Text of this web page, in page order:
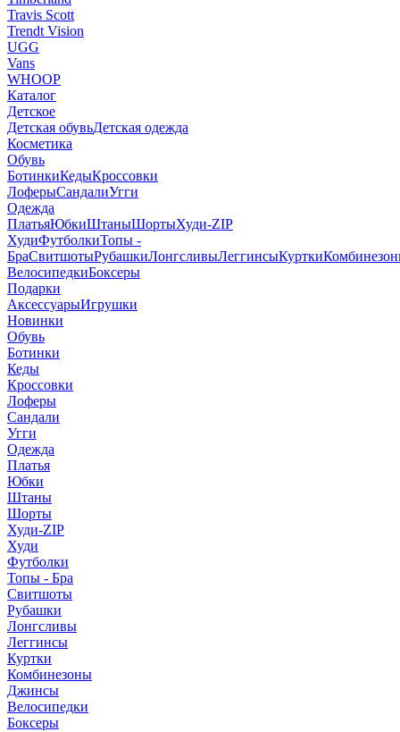
Travis Scott
Trendt Vision
UGG
Vans
WHOOP
Каталог
Детское
Детская обувьДетская одежда
Косметика
Обувь
БотинкиКедыКроссовки
ЛоферыСандалиУгги
Одежда
ПлатьяЮбкиШтаныШортыХуди-ZIP
ХудиФутболкиТопы -
БраСвитшотыРубашкиЛонгсливыЛеггинсыКуртки
ВелосипедкиБоксеры
Подарки
АксессуарыИгрушки
Новинки
Обувь
Ботинки
Кеды
Кроссовки
Лоферы
Сандали
Угги
Одежда
Платья
Юбки
Штаны
Шорты
Худи-ZIP
Худи
Футболки
Топы - Бра
Свитшоты
Рубашки
Лонгсливы
Леггинсы
Куртки
Комбинезоны
Джинсы
Велосипедки
Боксеры